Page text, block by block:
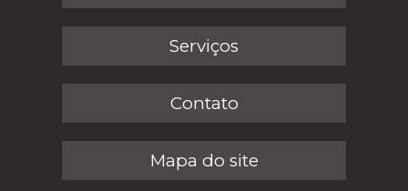
Serviços
Contato
Mapa do site